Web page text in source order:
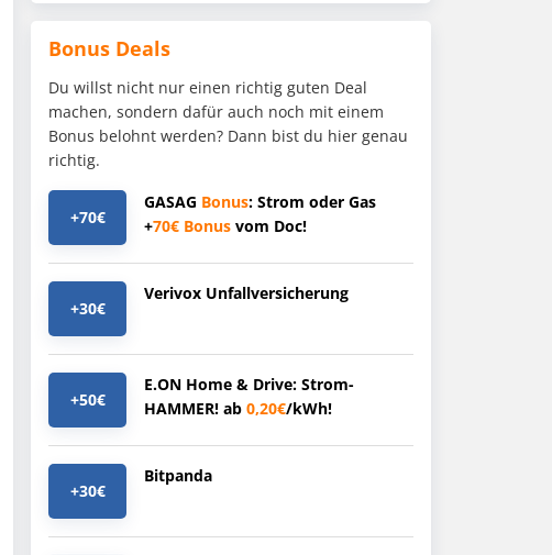
Bonus Deals
Du willst nicht nur einen richtig guten Deal
machen, sondern dafür auch noch mit einem
Bonus belohnt werden? Dann bist du hier genau
richtig.
+70€
GASAG Bonus: Strom oder Gas
+70€ Bonus vom Doc!
+30€
Verivox Unfallversicherung
+50€
E.ON Home & Drive: Strom-
HAMMER! ab 0,20€/kWh!
+30€
Bitpanda